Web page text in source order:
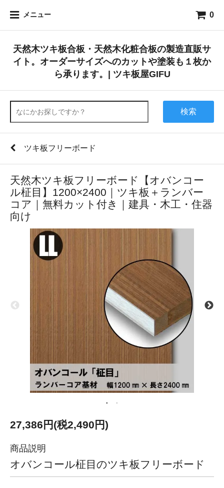
メニュー 0
天然木ツキ板合板・天然木化粧合板の製造直販サ
イト。オーダーサイズへのカットや塗装も１枚か
ら承ります。| ツキ板屋GIFU
検索
ツキ板フリーボード
天然木ツキ板フリーボード【オバンコー
ル柾目】1200×2400｜ツキ板＋ランバー
コア｜無料カット付き｜建具・木工・住器
向け
27,386円(税2,490円)
商品説明
オバンコール柾目のツキ板フリーボード